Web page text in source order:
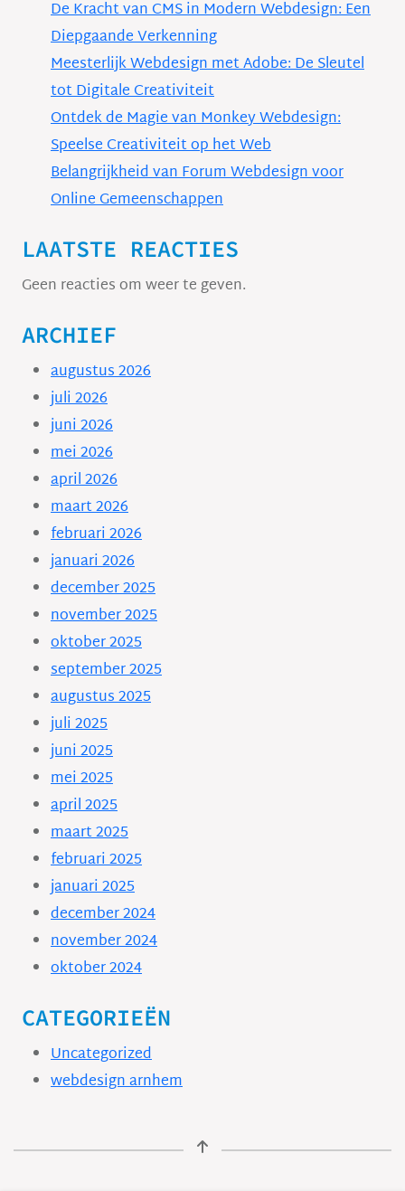
De Kracht van CMS in Modern Webdesign: Een
Diepgaande Verkenning
Meesterlijk Webdesign met Adobe: De Sleutel
tot Digitale Creativiteit
Ontdek de Magie van Monkey Webdesign:
Speelse Creativiteit op het Web
Belangrijkheid van Forum Webdesign voor
Online Gemeenschappen
LAATSTE REACTIES
Geen reacties om weer te geven.
ARCHIEF
augustus 2026
juli 2026
juni 2026
mei 2026
april 2026
maart 2026
februari 2026
januari 2026
december 2025
november 2025
oktober 2025
september 2025
augustus 2025
juli 2025
juni 2025
mei 2025
april 2025
maart 2025
februari 2025
januari 2025
december 2024
november 2024
oktober 2024
CATEGORIEËN
Uncategorized
webdesign arnhem